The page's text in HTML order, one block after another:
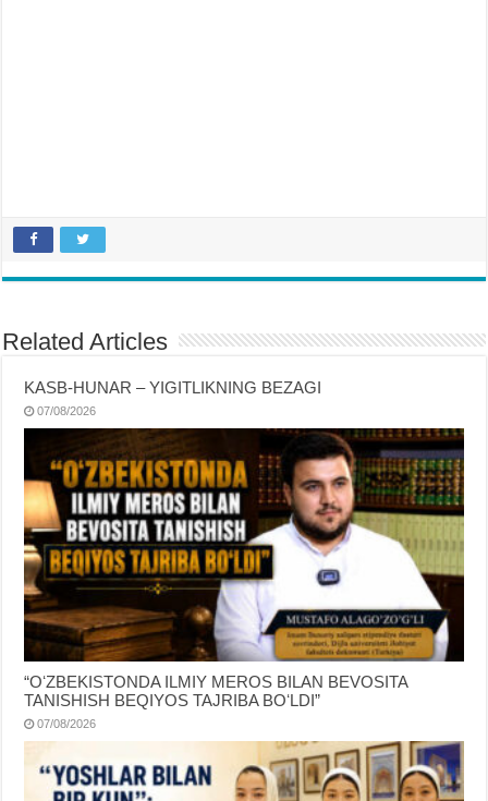
Related Articles
KASB-HUNAR – YIGITLIKNING BEZAGI
07/08/2026
“OʻZBEKISTONDA ILMIY MEROS BILAN BEVOSITA
TANISHISH BEQIYOS TAJRIBA BOʻLDI”
07/08/2026